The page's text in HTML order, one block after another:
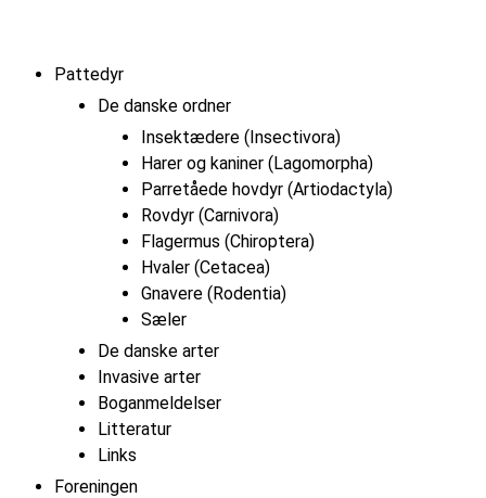
Pattedyr
De danske ordner
Insektædere (Insectivora)
Harer og kaniner (Lagomorpha)
Parretåede hovdyr (Artiodactyla)
Rovdyr (Carnivora)
Flagermus (Chiroptera)
Hvaler (Cetacea)
Gnavere (Rodentia)
Sæler
De danske arter
Invasive arter
Boganmeldelser
Litteratur
Links
Foreningen